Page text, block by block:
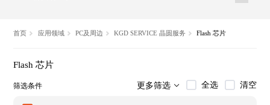
首页 应用领域 PC及周边 KGD SERVICE 晶圆服务 Flash 芯片
Flash 芯片
筛选条件 更多筛选 全选 清空